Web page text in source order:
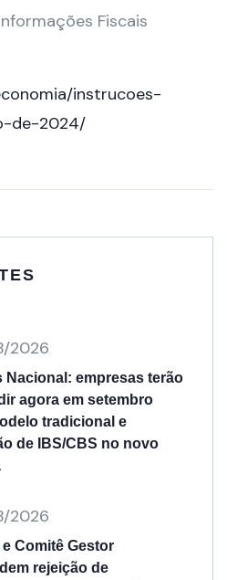
Fiscais
instrucoes-
de-2024/
2026
Nacional: empresas terão
agora em setembro
tradicional e
de IBS/CBS no novo
2026
e Comitê Gestor
rejeição de